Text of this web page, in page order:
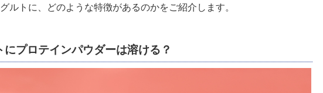
ルトに、どのような特徴があるのかをご紹介します。
にプロテインパウダーは溶ける？